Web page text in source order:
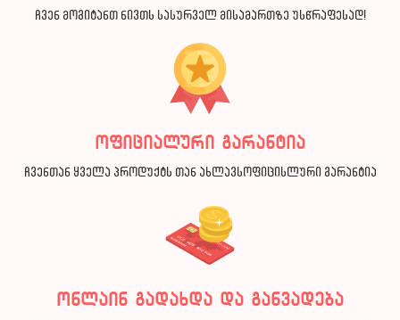
ჩვენ მოგიტანთ ნივთს სასურველ მისამართზე უსწრაფესად!
ოფიციალური გარანტია
ჩვენთან ყველა პროდუქტს თან ახლავსოფიცისლური გარანტია
ონლაინ გადახდა და განვადება